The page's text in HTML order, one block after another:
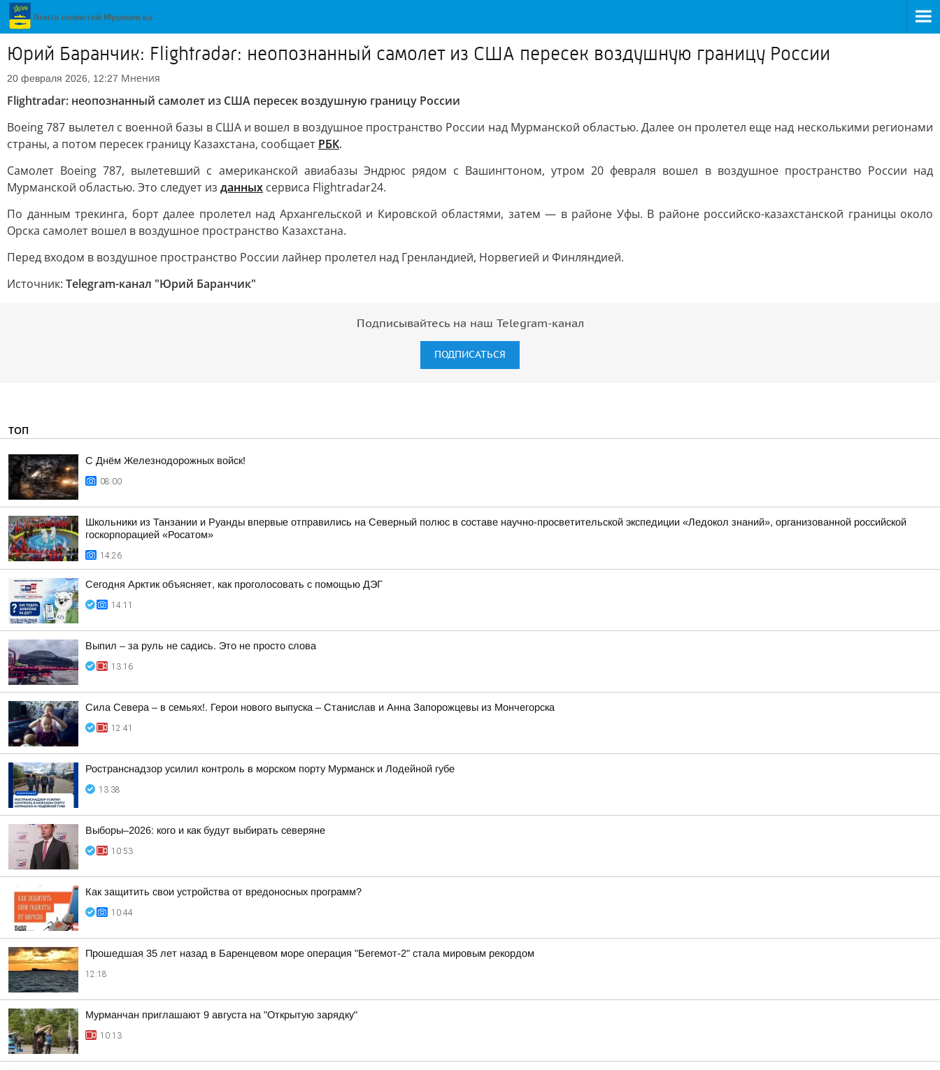
Юрий Баранчик: Flightradar: неопознанный самолет из США пересек воздушную границу России
20 февраля 2026, 12:27 Мнения
Flightradar: неопознанный самолет из США пересек воздушную границу России
Boeing 787 вылетел с военной базы в США и вошел в воздушное пространство России над Мурманской областью. Далее он пролетел еще над несколькими регионами
страны, а потом пересек границу Казахстана, сообщает РБК.
Самолет Boeing 787, вылетевший с американской авиабазы Эндрюс рядом с Вашингтоном, утром 20 февраля вошел в воздушное пространство России над
Мурманской областью. Это следует из данных сервиса Flightradar24.
По данным трекинга, борт далее пролетел над Архангельской и Кировской областями, затем — в районе Уфы. В районе российско-казахстанской границы около
Орска самолет вошел в воздушное пространство Казахстана.
Перед входом в воздушное пространство России лайнер пролетел над Гренландией, Норвегией и Финляндией.
Источник: Telegram-канал "Юрий Баранчик"
Подписывайтесь на наш Telegram-канал
ПОДПИСАТЬСЯ
ТОП
С Днём Железнодорожных войск!
08:00
Школьники из Танзании и Руанды впервые отправились на Северный полюс в составе научно-просветительской экспедиции «Ледокол знаний», организованной российской
госкорпорацией «Росатом»
14:26
Сегодня Арктик объясняет, как проголосовать с помощью ДЭГ
14:11
Выпил – за руль не садись. Это не просто слова
13:16
Сила Севера – в семьях!. Герои нового выпуска – Станислав и Анна Запорожцевы из Мончегорска
12:41
Ространснадзор усилил контроль в морском порту Мурманск и Лодейной губе
13:38
Выборы–2026: кого и как будут выбирать северяне
10:53
Как защитить свои устройства от вредоносных программ?
10:44
Прошедшая 35 лет назад в Баренцевом море операция "Бегемот-2" стала мировым рекордом
12:18
Мурманчан приглашают 9 августа на "Открытую зарядку"
10:13